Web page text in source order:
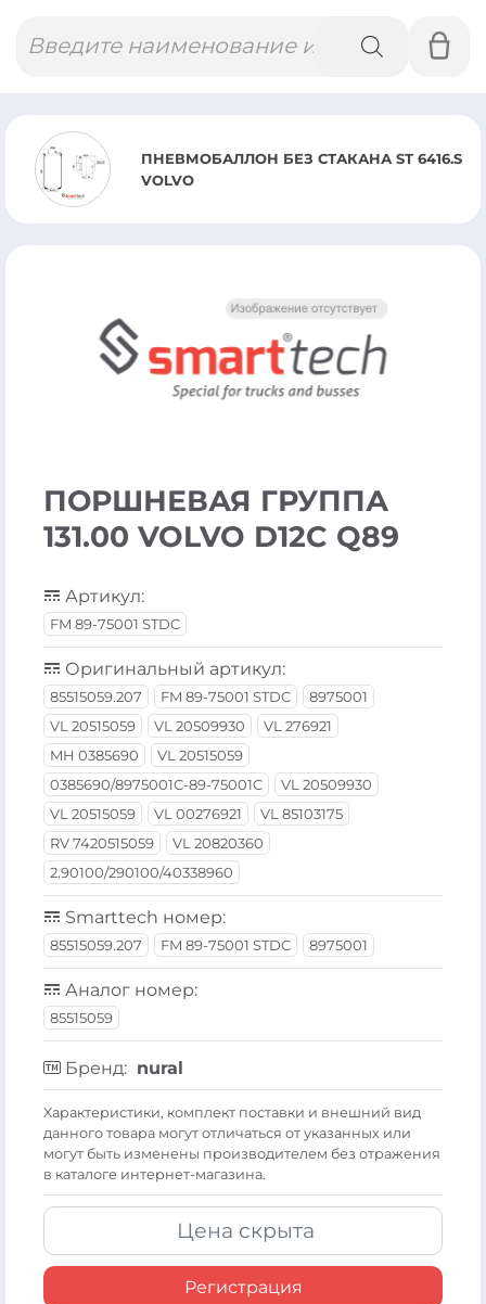
товаров
ПНЕВМОБАЛЛОН БЕЗ СТАКАНА ST 6416.S
VOLVO
ПОРШНЕВАЯ ГРУППА
131.00 VOLVO D12C Q89
Артикул:
FM 89-75001 STDC
Оригинальный артикул:
85515059.207 FM 89-75001 STDC
8975001
VL 20515059
VL 20509930
VL 276921
MH 0385690
VL 20515059
0385690/8975001C-89-75001C
VL 20509930
VL 20515059
VL 00276921
VL 85103175
RV 7420515059
VL 20820360
2.90100/290100/40338960
Smarttech номер:
85515059.207 FM 89-75001 STDC 8975001
Аналог номер:
85515059
Бренд: nural
Xарактеристики, комплект поставки и внешний вид
данного товара могут отличаться от указанных или
могут быть изменены производителем без отражения
в каталоге интернет-магазина.
Цена скрыта
Регистрация